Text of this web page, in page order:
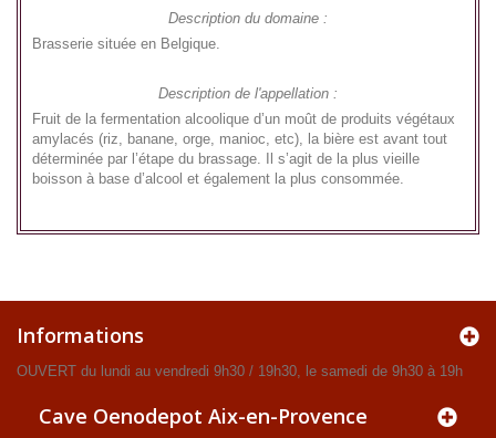
Description du domaine :
Brasserie située en Belgique.
Description de l'appellation :
Fruit de la fermentation alcoolique d’un moût de produits végétaux
amylacés (riz, banane, orge, manioc, etc), la bière est avant tout
déterminée par l’étape du brassage. Il s’agit de la plus vieille
boisson à base d’alcool et également la plus consommée.
Informations
OUVERT du lundi au vendredi 9h30 / 19h30, le samedi de 9h30 à 19h
Cave Oenodepot Aix-en-Provence